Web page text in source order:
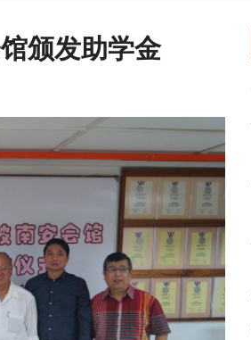
颁发助学金